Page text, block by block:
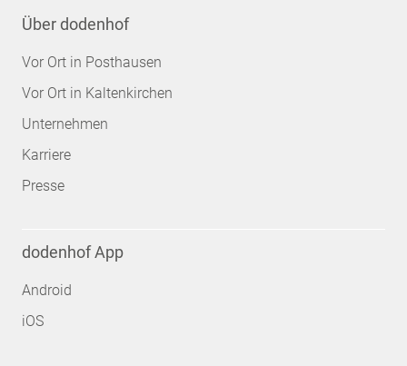
Über dodenhof
Vor Ort in Posthausen
Vor Ort in Kaltenkirchen
Unternehmen
Karriere
Presse
dodenhof App
Android
iOS